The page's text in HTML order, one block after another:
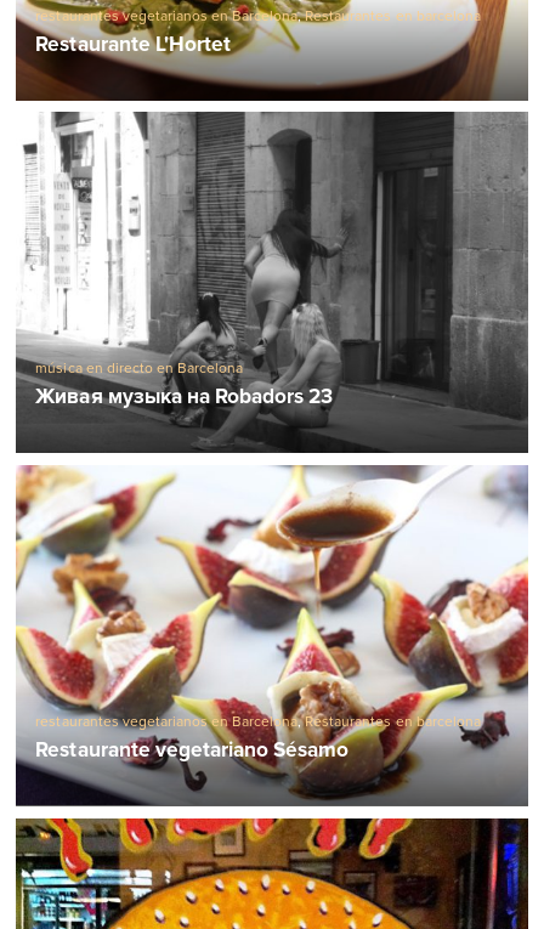
restaurantes vegetarianos en Barcelona,Restaurantes en barcelona
Restaurante L'Hortet
música en directo en Barcelona
Живая музыка на Robadors 23
restaurantes vegetarianos en Barcelona,Restaurantes en barcelona
Restaurante vegetariano Sésamo